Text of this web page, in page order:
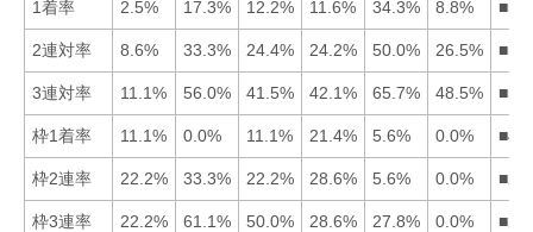
1着率 2.5% 17.3% 12.2% 11.6% 34.3% 8.8%
2連対率 8.6% 33.3% 24.4% 24.2% 50.0% 26.5%
3連対率 11.1% 56.0% 41.5% 42.1% 65.7% 48.5%
枠1着率 11.1% 0.0% 11.1% 21.4% 5.6% 0.0%
枠2連率 22.2% 33.3% 22.2% 28.6% 5.6% 0.0%
枠3連率 22.2% 61.1% 50.0% 28.6% 27.8% 0.0%